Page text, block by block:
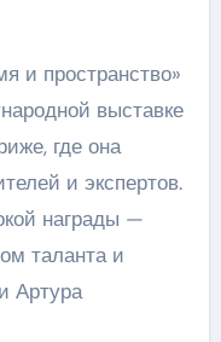
и пространство»
выставке
где она
и экспертов.
награды —
таланта и
Артура